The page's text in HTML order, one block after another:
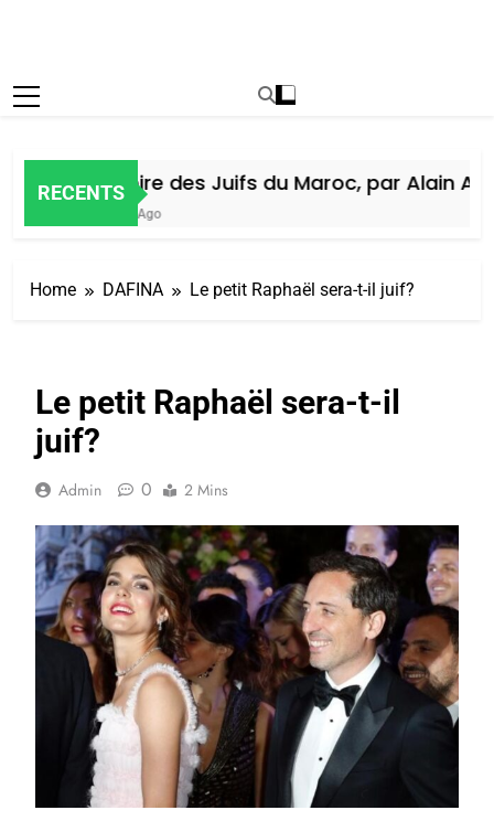
RECENTS
Histoire des Juifs du Maroc, par Alain
6 Jours Ago
Home DAFINA Le petit Raphaël sera-t-il juif?
Le petit Raphaël sera-t-il
juif?
Admin 0 2 Mins